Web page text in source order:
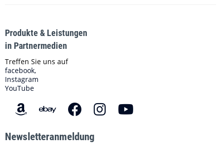
Produkte & Leistungen
in Partnermedien
Treffen Sie uns auf
facebook,
Instagram
YouTube
Newsletteranmeldung